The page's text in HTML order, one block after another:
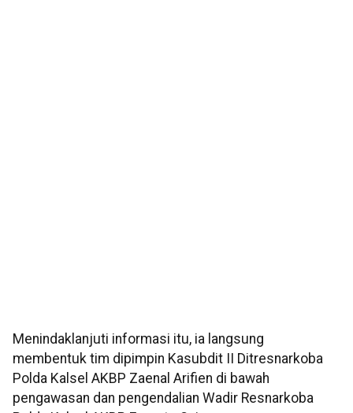
Menindaklanjuti informasi itu, ia langsung
membentuk tim dipimpin Kasubdit II Ditresnarkoba
Polda Kalsel AKBP Zaenal Arifien di bawah
pengawasan dan pengendalian Wadir Resnarkoba